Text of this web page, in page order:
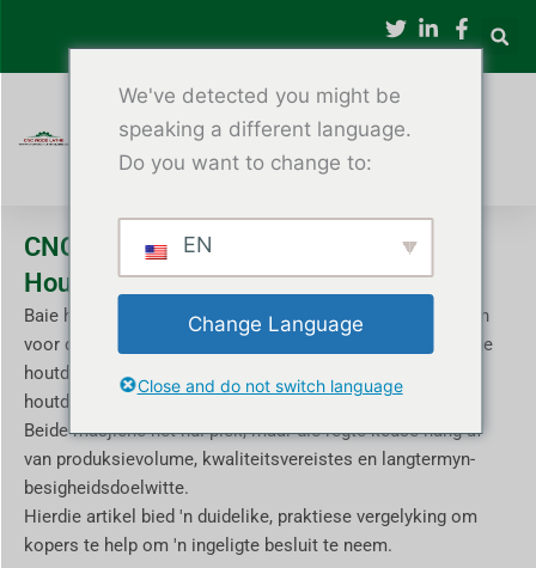
na
CNC Houtdraaibank vs Handmatige
Houtdraaibank
Baie houtwerkvervaardigers en werkswinkeleienaars staan
voor dieselfde vraag: Moet ek voortgaan om 'n handmatige
houtdraaibank te gebruik, of opgradeer na 'n CNC-
houtdraaibank?
Beide masjiene het hul plek, maar die regte keuse hang af
van produksievolume, kwaliteitsvereistes en langtermyn-
besigheidsdoelwitte.
Hierdie artikel bied 'n duidelike, praktiese vergelyking om
kopers te help om 'n ingeligte besluit te neem.
We've detected you might be
speaking a different language.
Do you want to change to:
EN
Change Language
Close and do not switch language